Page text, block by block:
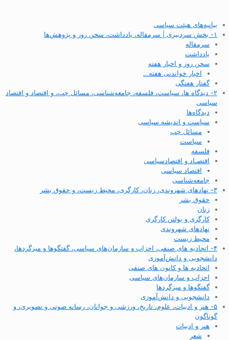
بیانیه‌های هیئت سیاسی
۱- بخش سردبیری | سرمقاله، یادداشت، سخن روز و پژوهش‌ها
سرمقاله
یادداشت
سخن روز و اخبار هفته
اخبار خواندنی هفته…
گفتار هفتگی
۲- دیدگاه ها، سیاست، فلسفه، جامعه‌شناسی، مسائل چپ، و اقتصاد و اقتصاد
سیاسی
دیدگاه‌ها
سیاست و اندیشه سیاسی
مسائل چپ
سیاست
فلسفه
اقتصـاد و اقتصاد‌سیاسی
اقتصاد سیاسی
جامعه‌شناسی
۳- نهادهای شهروندی، زنان، کارگری، محیط زیست، و حقوق بشر
حقوق بشر
زنان
کارگری و بولتن کارگری
نهادهای شهروندی
محیط زیست
۴- اتحادیه های صنفی، احزاب و سازمان‌های سیاسی، گفتگوها و میزگردها،
دانشجویی و دانش‌آموزی
اتحادیه ها و کانون های صنفی
احزاب و سازمان‌های سیاسی
گفتگوها و میزگردها
دانشجویی و دانش‌آموزی
۵- هنر و ادبیات، علوم، تاریخ، ورزشی و جوانان، رسانه صوتی و تصویری، و
گوناگون
هنر و ادبیات
شعر